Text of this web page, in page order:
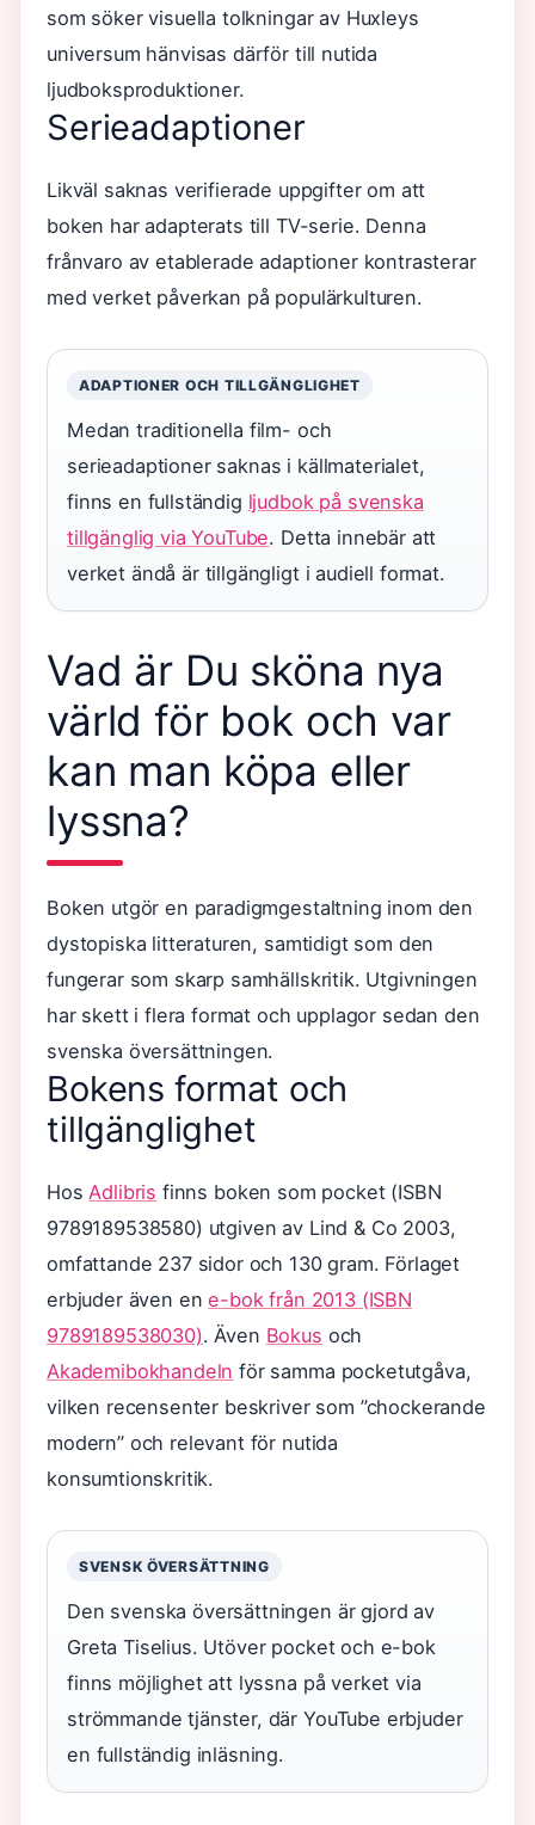
som söker visuella tolkningar av Huxleys
universum hänvisas därför till nutida
ljudboksproduktioner.
Serieadaptioner
Likväl saknas verifierade uppgifter om att
boken har adapterats till TV-serie. Denna
frånvaro av etablerade adaptioner kontrasterar
med verket påverkan på populärkulturen.
ADAPTIONER OCH TILLGÄNGLIGHET
Medan traditionella film- och
serieadaptioner saknas i källmaterialet,
finns en fullständig ljudbok på svenska
tillgänglig via YouTube. Detta innebär att
verket ändå är tillgängligt i audiell format.
Vad är Du sköna nya
värld för bok och var
kan man köpa eller
lyssna?
Boken utgör en paradigmgestaltning inom den
dystopiska litteraturen, samtidigt som den
fungerar som skarp samhällskritik. Utgivningen
har skett i flera format och upplagor sedan den
svenska översättningen.
Bokens format och
tillgänglighet
HosAdlibris finns boken som pocket (ISBN
9789189538580) utgiven av Lind & Co 2003,
omfattande 237 sidor och 130 gram. Förlaget
erbjuder även ene-bok från 2013 (ISBN
9789189538030). Även Bokus och
Akademibokhandeln för samma pocketutgåva,
vilken recensenter beskriver som ”chockerande
modern” och relevant för nutida
konsumtionskritik.
SVENSK ÖVERSÄTTNING
Den svenska översättningen är gjord av
Greta Tiselius. Utöver pocket och e-bok
finns möjlighet att lyssna på verket via
strömmande tjänster, där YouTube erbjuder
en fullständig inläsning.